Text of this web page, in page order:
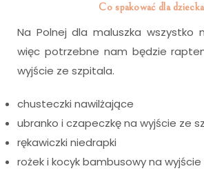
Co spakować dla
Na Polnej dla maluszka wszystko
więc potrzebne nam będzie
wyjście ze szpitala.
chusteczki nawilżające
ubranko i czapeczkę na wyjście ze
rękawiczki niedrapki
rożek i kocyk bambusowy na wyjście